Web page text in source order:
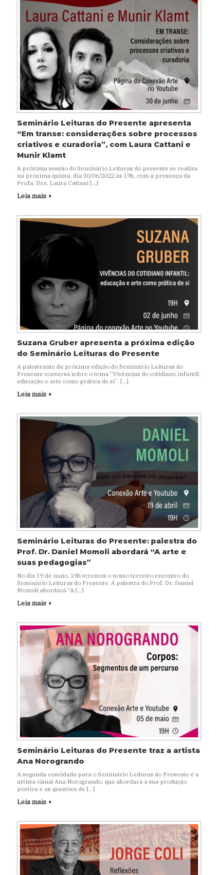
Seminário Leituras do Presente apresenta
“Em transe: considerações sobre processos
criativos e curadoria”, com Laura Cattani e
Munir Klamt
A próxima sessão do Seminário Leituras do presente se realiza
na próxima quinta, dia 30/06/2022 às 19h, com a presença da
Profa. Dra. Laura Cattani […]
Leia mais
Suzana Gruber apresenta a próxima edição
do Seminário Leituras do Presente
A palestrante da próxima edição do Seminário Leituras do
Presente conversa sobre o tema “Vivências do cotidiano infantil:
educação e arte como prática de si”. […]
Leia mais
Seminário Leituras do Presente: palestra do
Prof. Dr. Daniel Momoli abordará “A arte e
suas pedagogias”
No dia 19 de maio, 19h teremos o nosso terceiro encontro do
Seminário Leituras do Presente. A palestra do Prof. Dr. Daniel
Momoli abordará “A […]
Leia mais
Seminário Leituras do Presente traz a artista
Ana Norogrando
A segunda convidada para o Seminário Leituras do Presente é a
artista visual Ana Norogrando, que abordará a sua produção
poética e as questões de […]
Leia mais